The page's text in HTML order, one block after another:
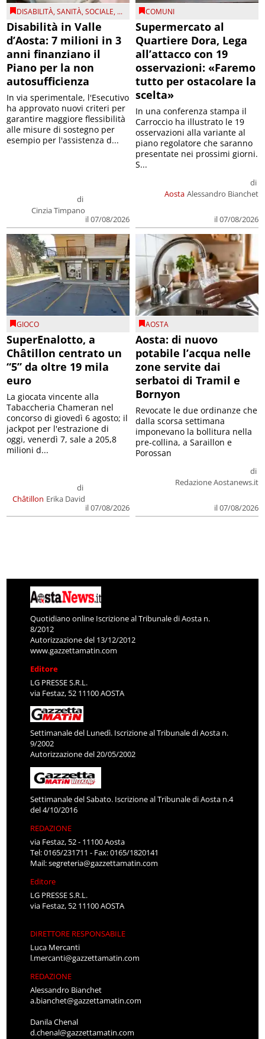
DISABILITÀ,SANITÀ,SOCIALE, ...
Disabilità in Valle
d’Aosta: 7 milioni in 3
anni finanziano il
Piano per la non
autosufficienza
di
Cinzia Timpano
il 07/08/2026
In via sperimentale, l'Esecutivo
ha approvato nuovi criteri per
garantire maggiore flessibilità
alle misure di sostegno per
esempio per l'assistenza d...
COMUNI
Supermercato al
Quartiere Dora, Lega
all’attacco con 19
osservazioni: «Faremo
tutto per ostacolare la
scelta»
Aosta
di
Alessandro Bianchet
il 07/08/2026
In una conferenza stampa il
Carroccio ha illustrato le 19
osservazioni alla variante al
piano regolatore che saranno
presentate nei prossimi giorni.
S...
GIOCO
SuperEnalotto, a
Châtillon centrato un
“5” da oltre 19 mila
euro
Châtillon
di
Erika David
il 07/08/2026
La giocata vincente alla
Tabaccheria Chameran nel
concorso di giovedì 6 agosto; il
jackpot per l'estrazione di
oggi, venerdì 7, sale a 205,8
milioni d...
AOSTA
Aosta: di nuovo
potabile l’acqua nelle
zone servite dai
serbatoi di Tramil e
Bornyon
di
Redazione Aostanews.it
il 07/08/2026
Revocate le due ordinanze che
dalla scorsa settimana
imponevano la bollitura nella
pre-collina, a Saraillon e
Porossan
Quotidiano online Iscrizione al Tribunale di Aosta n.
8/2012
Autorizzazione del 13/12/2012
www.gazzettamatin.com
Editore
LG PRESSE S.R.L.
via Festaz, 52 11100 AOSTA
Settimanale del Lunedì. Iscrizione al Tribunale di Aosta n.
9/2002
Autorizzazione del 20/05/2002
Settimanale del Sabato. Iscrizione al Tribunale di Aosta n.4
del 4/10/2016
REDAZIONE
via Festaz, 52 - 11100 Aosta
Tel: 0165/231711 - Fax: 0165/1820141
Mail:segreteria@gazzettamatin.com
Editore
LG PRESSE S.R.L.
via Festaz, 52 11100 AOSTA
DIRETTORE RESPONSABILE
Luca Mercanti
l.mercanti@gazzettamatin.com
REDAZIONE
Alessandro Bianchet
a.bianchet@gazzettamatin.com
Danila Chenal
d.chenal@gazzettamatin.com